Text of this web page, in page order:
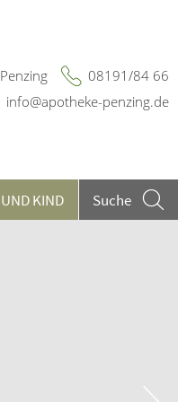
KIND Suche
08191/84 66
info@apotheke-penzing.de